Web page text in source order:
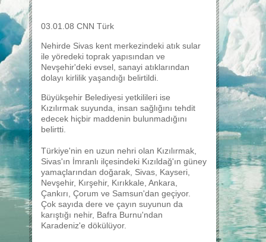
03.01.08 CNN Türk
Nehirde Sivas kent merkezindeki atık sular
ile yöredeki toprak yapısından ve
Nevşehir'deki evsel, sanayi atıklarından
dolayı kirlilik yaşandığı belirtildi.
Büyükşehir Belediyesi yetkilileri ise
Kızılırmak suyunda, insan sağlığını tehdit
edecek hiçbir maddenin bulunmadığını
belirtti.
Türkiye'nin en uzun nehri olan Kızılırmak,
Sivas'ın İmranlı ilçesindeki Kızıldağ'ın güney
yamaçlarından doğarak, Sivas, Kayseri,
Nevşehir, Kırşehir, Kırıkkale, Ankara,
Çankırı, Çorum ve Samsun'dan geçiyor.
Çok sayıda dere ve çayın suyunun da
karıştığı nehir, Bafra Burnu'ndan
Karadeniz'e dökülüyor.